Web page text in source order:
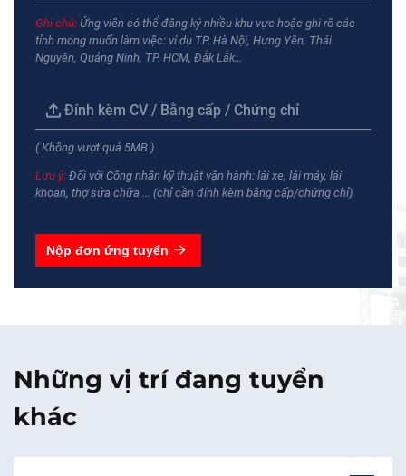
Ghi chú: Ứng viên có thể đăng ký nhiều khu vực hoặc ghi rõ các
tỉnh mong muốn làm việc: ví dụ TP. Hà Nội, Hưng Yên, Thái
Nguyên, Quảng Ninh, TP. HCM, Đắk Lắk…
Đính kèm CV / Bằng cấp / Chứng chỉ
( Không vượt quá 5MB )
Lưu ý: Đối với Công nhân kỹ thuật vận hành: lái xe, lái máy, lái
khoan, thợ sửa chữa ... (chỉ cần đính kèm bằng cấp/chứng chỉ)
Nộp đơn ứng tuyển
Những vị trí đang tuyển
khác